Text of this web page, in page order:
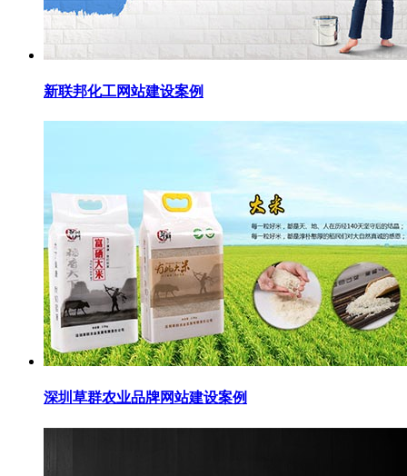
新联邦化工网站建设案例
深圳草群农业品牌网站建设案例